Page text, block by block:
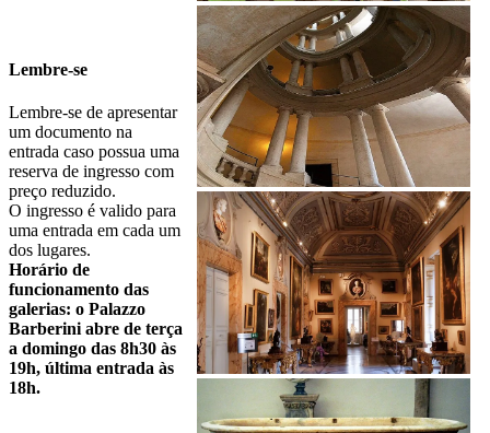
Lembre-se
Lembre-se de apresentar
um documento na
entrada caso possua uma
reserva de ingresso com
preço reduzido.
O ingresso é valido para
uma entrada em cada um
dos lugares.
Horário de
funcionamento das
galerias: o Palazzo
Barberini abre de terça
a domingo das 8h30 às
19h, última entrada às
18h.